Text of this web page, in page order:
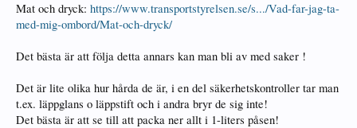
Mat och dryck: https://www.transportstyrelsen.se/s.../Vad-far-jag-ta-
med-mig-ombord/Mat-och-dryck/
Det bästa är att följa detta annars kan man bli av med saker !
Det är lite olika hur hårda de är, i en del säkerhetskontroller tar man
t.ex. läppglans o läppstift och i andra bryr de sig inte!
Det bästa är att se till att packa ner allt i 1-liters påsen!